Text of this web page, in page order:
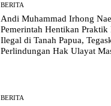
BERITA
Andi Muhammad Irhong
Pemerintah Hentikan Praktik
Ilegal di Tanah Papua,
Perlindungan Hak Ulayat
BERITA